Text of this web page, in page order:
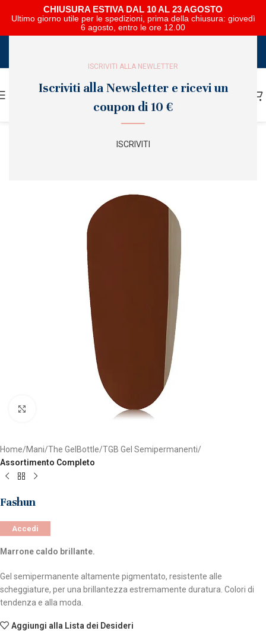
ISCRIVITI ALLA NEWLETTER
Iscriviti alla Newsletter e ricevi un
coupon di 10 €
ISCRIVITI
CHIUSURA ESTIVA DAL 10 AL 23 AGOSTO
Ultimo giorno utile per le spedizioni, prima della chiusura: giovedì
6 agosto, entro le ore 12.00
Home Mani The GelBottle TGB Gel Semipermanenti
Assortimento Completo
Fashun
Accedi
Marrone caldo brillante.
Gel semipermanente altamente pigmentato, resistente alle
scheggiature, per una brillantezza estremamente duratura. Colori di
tendenza e alla moda.
Aggiungi alla Lista dei Desideri